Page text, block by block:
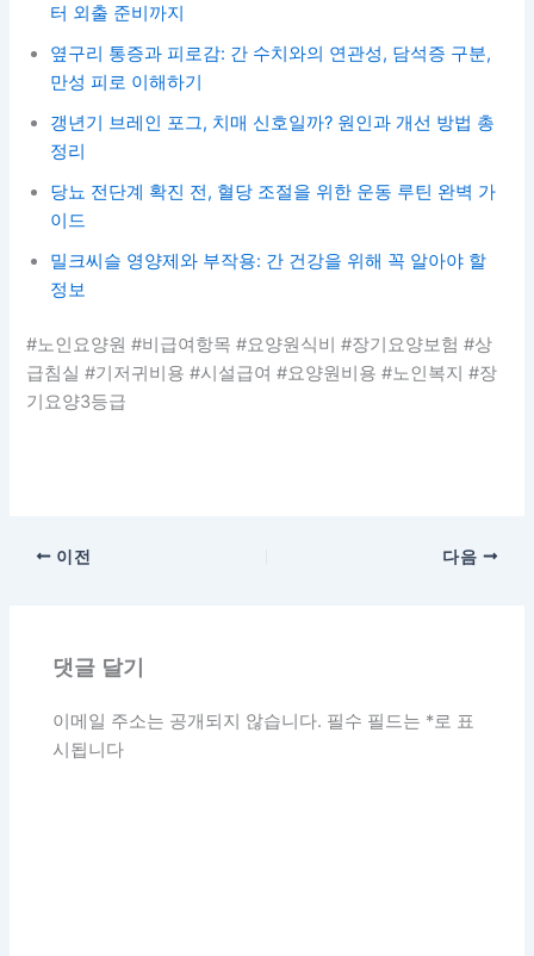
터 외출 준비까지
옆구리 통증과 피로감: 간 수치와의 연관성, 담석증 구분,
만성 피로 이해하기
갱년기 브레인 포그, 치매 신호일까? 원인과 개선 방법 총
정리
당뇨 전단계 확진 전, 혈당 조절을 위한 운동 루틴 완벽 가
이드
밀크씨슬 영양제와 부작용: 간 건강을 위해 꼭 알아야 할
정보
#노인요양원 #비급여항목 #요양원식비 #장기요양보험 #상
급침실 #기저귀비용 #시설급여 #요양원비용 #노인복지 #장
기요양3등급
이전 다음
댓글 달기
이메일 주소는 공개되지 않습니다. 필수 필드는 *로 표
시됩니다